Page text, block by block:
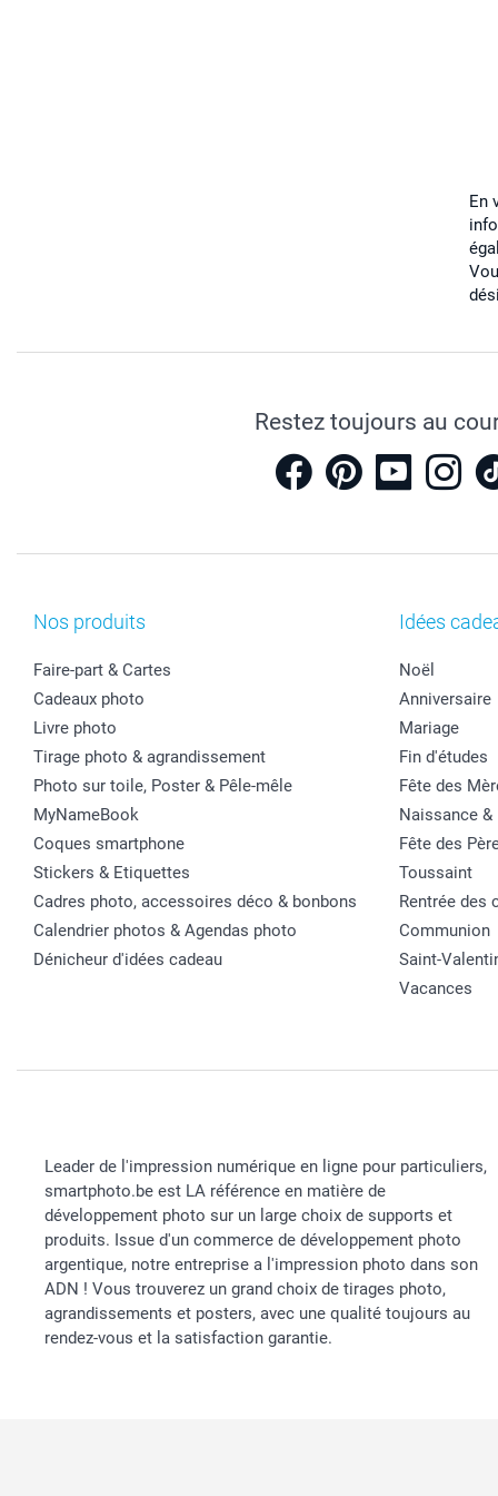
En
Restez toujours au
Nos produits
Faire-part & Cartes
Cadeaux photo
Livre photo
Tirage photo & agrandissement
Photo sur toile, Poster & Pêle-mêle
MyNameBook
Coques smartphone
Stickers & Etiquettes
Cadres photo, accessoires déco & bonbons
Calendrier photos & Agendas photo
Dénicheur d'idées cadeau
Idées
Noël
Anniversaire
Mariage
Fin d'études
Fête des
Naissance &
Fête des
Toussaint
Rentrée des
Communion
Saint-
Vacances
Leader de l'impression numérique en ligne pour particuliers,
smartphoto.be est LA référence en matière de
développement photo sur un large choix de supports et
produits. Issue d'un commerce de développement photo
argentique, notre entreprise a l'impression photo dans son
ADN ! Vous trouverez un grand choix de tirages photo,
agrandissements et posters, avec une qualité toujours au
rendez-vous et la satisfaction garantie.